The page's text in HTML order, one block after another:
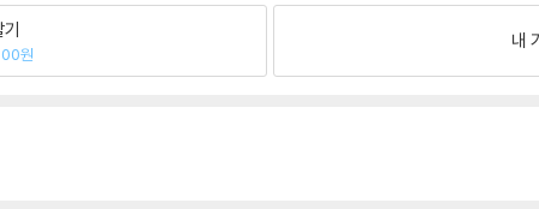
원
내